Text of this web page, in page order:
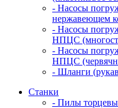
- Насосы
нержавеющем
- Насосы
НПЦС
- Насосы
НПЦС
- Шланги
Станки
- Пилы